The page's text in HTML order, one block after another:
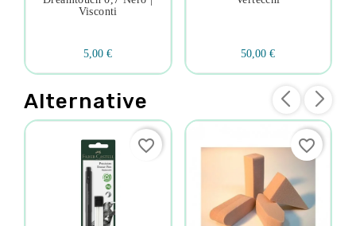
Visconti
5,00 € 50,00 €
Alternative
favorite_border favorite_border